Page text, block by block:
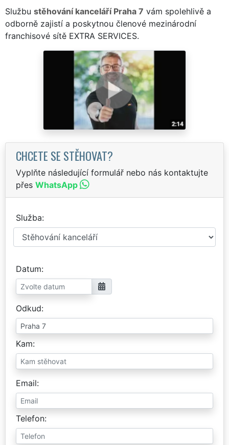
Službu stěhování kanceláří Praha 7 vám spolehlivě a
odborně zajistí a poskytnou členové mezinárodní
franchisové sítě EXTRA SERVICES.
CHCETE SE STĚHOVAT?
Vyplňte následující formulář nebo nás kontaktujte
přes WhatsApp
Služba
Datum
Odkud
Kam
Email
Telefon